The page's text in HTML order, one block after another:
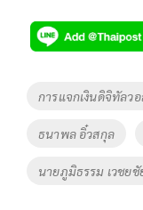
e
b
o
k
tt
er
p
y
Tags
การแจกเงินดิจิทัลวอ
ธนาพล อิ๋วสกุล
นายภูมิธรรม เวชยชั